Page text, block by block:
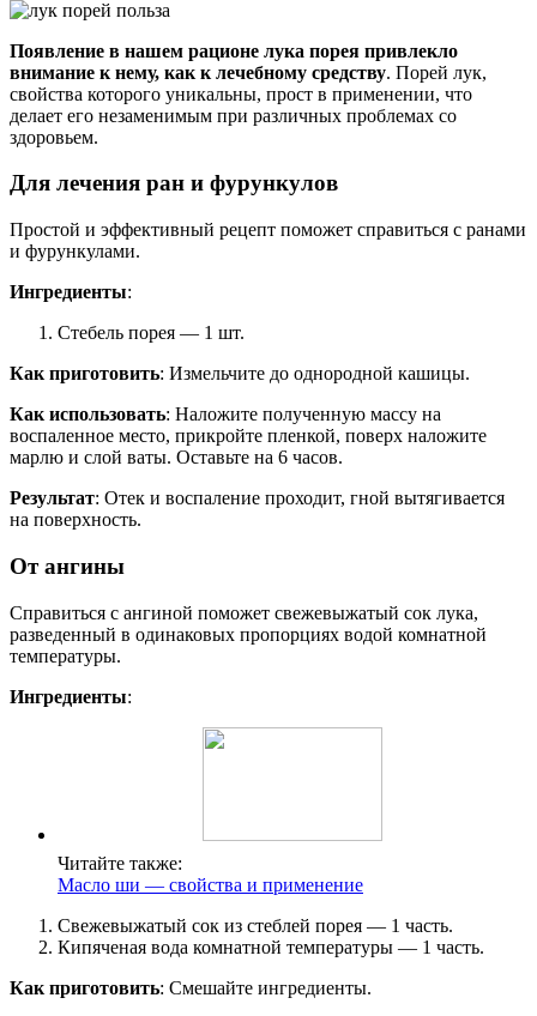
Появление в нашем рационе лука порея привлекло
внимание к нему, как к лечебному средству. Порей лук,
свойства которого уникальны, прост в применении, что
делает его незаменимым при различных проблемах со
здоровьем.
Для лечения ран и фурункулов
Простой и эффективный рецепт поможет справиться с ранами
и фурункулами.
Ингредиенты:
Стебель порея — 1 шт.
Как приготовить: Измельчите до однородной кашицы.
Как использовать: Наложите полученную массу на
воспаленное место, прикройте пленкой, поверх наложите
марлю и слой ваты. Оставьте на 6 часов.
Результат: Отек и воспаление проходит, гной вытягивается
на поверхность.
От ангины
Справиться с ангиной поможет свежевыжатый сок лука,
разведенный в одинаковых пропорциях водой комнатной
температуры.
Ингредиенты:
Читайте также:
Масло ши — свойства и применение
Свежевыжатый сок из стеблей порея — 1 часть.
Кипяченая вода комнатной температуры — 1 часть.
Как приготовить: Смешайте ингредиенты.